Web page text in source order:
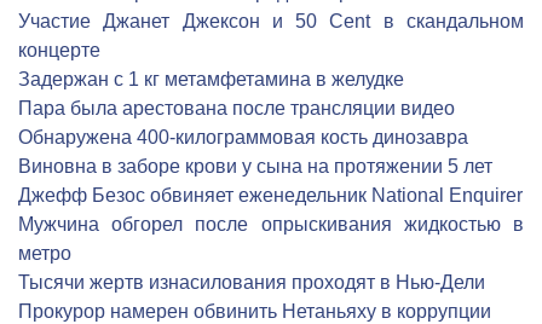
Участие Джанет Джексон и 50 Cent в скандальном
концерте
Задержан с 1 кг метамфетамина в желудке
Пара была арестована после трансляции видео
Обнаружена 400-килограммовая кость динозавра
Виновна в заборе крови у сына на протяжении 5 лет
Джефф Безос обвиняет еженедельник National Enquirer
Мужчина обгорел после опрыскивания жидкостью в
метро
Тысячи жертв изнасилования проходят в Нью-Дели
Прокурор намерен обвинить Нетаньяху в коррупции